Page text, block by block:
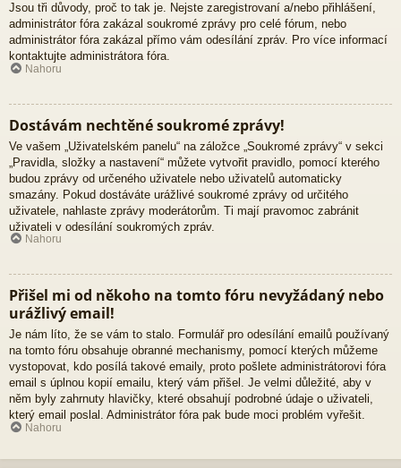
Jsou tři důvody, proč to tak je. Nejste zaregistrovaní a/nebo přihlášení,
administrátor fóra zakázal soukromé zprávy pro celé fórum, nebo
administrátor fóra zakázal přímo vám odesílání zpráv. Pro více informací
kontaktujte administrátora fóra.
Nahoru
Dostávám nechtěné soukromé zprávy!
Ve vašem „Uživatelském panelu“ na záložce „Soukromé zprávy“ v sekci
„Pravidla, složky a nastavení“ můžete vytvořit pravidlo, pomocí kterého
budou zprávy od určeného uživatele nebo uživatelů automaticky
smazány. Pokud dostáváte urážlivé soukromé zprávy od určitého
uživatele, nahlaste zprávy moderátorům. Ti mají pravomoc zabránit
uživateli v odesílání soukromých zpráv.
Nahoru
Přišel mi od někoho na tomto fóru nevyžádaný nebo
urážlivý email!
Je nám líto, že se vám to stalo. Formulář pro odesílání emailů používaný
na tomto fóru obsahuje obranné mechanismy, pomocí kterých můžeme
vystopovat, kdo posílá takové emaily, proto pošlete administrátorovi fóra
email s úplnou kopií emailu, který vám přišel. Je velmi důležité, aby v
něm byly zahrnuty hlavičky, které obsahují podrobné údaje o uživateli,
který email poslal. Administrátor fóra pak bude moci problém vyřešit.
Nahoru